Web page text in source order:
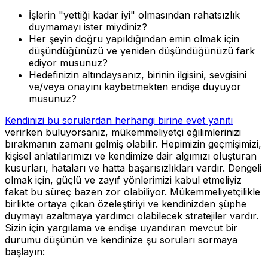
İşlerin "yettiği kadar iyi" olmasından rahatsızlık
duymamayı ister miydiniz?
Her şeyin doğru yapıldığından emin olmak için
düşündüğünüzü ve yeniden düşündüğünüzü fark
ediyor musunuz?
Hedefinizin altındaysanız, birinin ilgisini, sevgisini
ve/veya onayını kaybetmekten endişe duyuyor
musunuz?
Kendinizi bu sorulardan herhangi birine evet yanıtı
verirken buluyorsanız, mükemmeliyetçi eğilimlerinizi
bırakmanın zamanı gelmiş olabilir. Hepimizin geçmişimizi,
kişisel anlatılarımızı ve kendimize dair algımızı oluşturan
kusurları, hataları ve hatta başarısızlıkları vardır. Dengeli
olmak için, güçlü ve zayıf yönlerimizi kabul etmeliyiz
fakat bu süreç bazen zor olabiliyor. Mükemmeliyetçilikle
birlikte ortaya çıkan özeleştiriyi ve kendinizden şüphe
duymayı azaltmaya yardımcı olabilecek stratejiler vardır.
Sizin için yargılama ve endişe uyandıran mevcut bir
durumu düşünün ve kendinize şu soruları sormaya
başlayın: